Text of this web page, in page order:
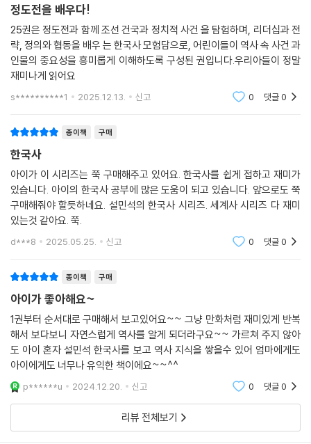
정도전을 배우다!
25권은 정도전과 함께 조선 건국과 정치적 사건 을 탐험하며, 리더십과 전
략, 정의와 협동을 배우 는 한국사 모험담으로, 어린이들이 역사 속 사건 과
인물의 중요성을 흥미롭게 이해하도록 구성된 권입니다.우리아들이 정말
재미나게 읽어요
s**********1 2025.12.13. 신고 0 댓글0
종이책 구매
한국사
아이가 이 시리즈는 쭉 구매해주고 있어요. 한국사를 쉽게 접하고 재미가
있습니다. 아이의 한국사 공부에 많은 도움이 되고 있습니다. 앞으로도 쭉
구매해줘야 할듯하네요. 설민석의 한국사 시리즈. 세계사 시리즈 다 재미
있는것 같아요. 쭉.
d***8 2025.05.25. 신고 0 댓글0
종이책 구매
아이가 좋아해요~
1권부터 순서대로 구매해서 보고있어요~~ 그냥 만화처럼 재미있게 반복
해서 보다보니 자연스럽게 역사를 알게 되더라구요~~ 가르쳐 주지 않아
도 아이 혼자 설민석 한국사를 보고 역사 지식을 쌓을수 있어 엄마에게도
아이에게도 너무나 유익한 책이에요~~^^
p******u 2024.12.20. 신고 0 댓글0
리뷰 전체보기